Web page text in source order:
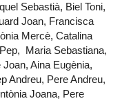
Sebastià, Biel Toni,
Joan, Francisca
Mercè, Catalina
Maria Sebastiana,
Aina Eugènia,
Andreu, Pere Andreu,
Joana, Pere